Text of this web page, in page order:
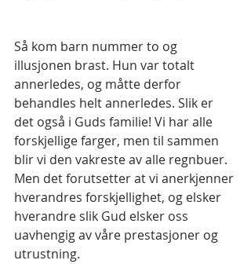
Så kom barn nummer to og
illusjonen brast. Hun var totalt
annerledes, og måtte derfor
behandles helt annerledes. Slik er
det også i Guds familie! Vi har alle
forskjellige farger, men til sammen
blir vi den vakreste av alle regnbuer.
Men det forutsetter at vi anerkjenner
hverandres forskjellighet, og elsker
hverandre slik Gud elsker oss
uavhengig av våre prestasjoner og
utrustning.